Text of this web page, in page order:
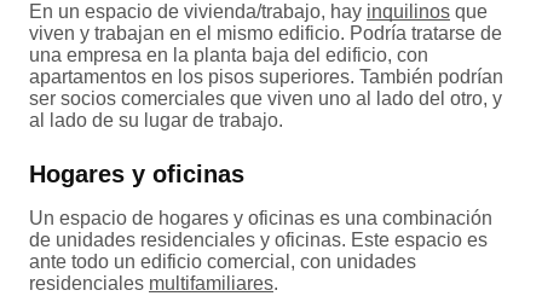
En un espacio de vivienda/trabajo, hay inquilinos que
viven y trabajan en el mismo edificio. Podría tratarse de
una empresa en la planta baja del edificio, con
apartamentos en los pisos superiores. También podrían
ser socios comerciales que viven uno al lado del otro, y
al lado de su lugar de trabajo.
Hogares y oficinas
Un espacio de hogares y oficinas es una combinación
de unidades residenciales y oficinas. Este espacio es
ante todo un edificio comercial, con unidades
residenciales multifamiliares.